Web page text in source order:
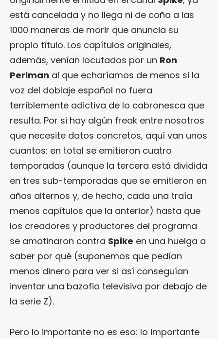
está cancelada y no llega ni de coña a las
1000 maneras de morir que anuncia su
propio título. Los capítulos originales,
además, venían locutados por un Ron
Perlman al que echaríamos de menos si la
voz del doblaje español no fuera
terriblemente adictiva de lo cabronesca que
resulta. Por si hay algún freak entre nosotros
que necesite datos concretos, aquí van unos
cuantos: en total se emitieron cuatro
temporadas (aunque la tercera está dividida
en tres sub-temporadas que se emitieron en
años alternos y, de hecho, cada una traía
menos capítulos que la anterior) hasta que
los creadores y productores del programa
se amotinaron contra Spike en una huelga a
saber por qué (suponemos que pedían
menos dinero para ver si así conseguían
inventar una bazofia televisiva por debajo de
la serie Z).
Pero lo importante no es eso: lo importante